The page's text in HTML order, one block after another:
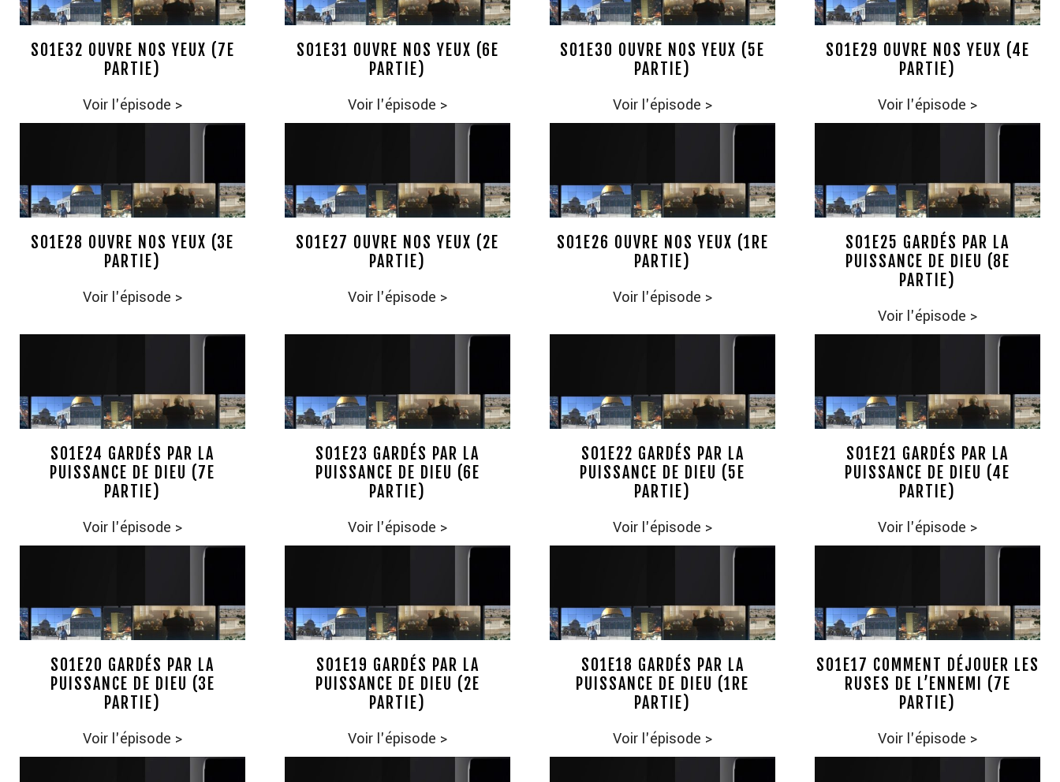
S01E32 OUVRE NOS YEUX (7E
PARTIE)
Voir l'épisode >
S01E31 OUVRE NOS YEUX (6E
PARTIE)
Voir l'épisode >
S01E30 OUVRE NOS YEUX (5E
PARTIE)
Voir l'épisode >
S01E29 OUVRE NOS YEUX (4E
PARTIE)
Voir l'épisode >
S01E28 OUVRE NOS YEUX (3E
PARTIE)
Voir l'épisode >
S01E27 OUVRE NOS YEUX (2E
PARTIE)
Voir l'épisode >
S01E26 OUVRE NOS YEUX (1RE
PARTIE)
Voir l'épisode >
S01E25 GARDÉS PAR LA
PUISSANCE DE DIEU (8E
PARTIE)
Voir l'épisode >
S01E24 GARDÉS PAR LA
PUISSANCE DE DIEU (7E
PARTIE)
Voir l'épisode >
S01E23 GARDÉS PAR LA
PUISSANCE DE DIEU (6E
PARTIE)
Voir l'épisode >
S01E22 GARDÉS PAR LA
PUISSANCE DE DIEU (5E
PARTIE)
Voir l'épisode >
S01E21 GARDÉS PAR LA
PUISSANCE DE DIEU (4E
PARTIE)
Voir l'épisode >
S01E20 GARDÉS PAR LA
PUISSANCE DE DIEU (3E
PARTIE)
Voir l'épisode >
S01E19 GARDÉS PAR LA
PUISSANCE DE DIEU (2E
PARTIE)
Voir l'épisode >
S01E18 GARDÉS PAR LA
PUISSANCE DE DIEU (1RE
PARTIE)
Voir l'épisode >
S01E17 COMMENT DÉJOUER LES
RUSES DE L’ENNEMI (7E
PARTIE)
Voir l'épisode >